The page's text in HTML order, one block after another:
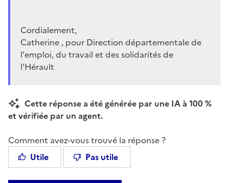
Cordialement,
Catherine , pour Direction départementale de
l'emploi, du travail et des solidarités de
l'Hérault
Cette réponse a été générée par une IA à 100 %
et vérifiée par un agent.
Comment avez-vous trouvé la réponse ?
Utile
Pas utile